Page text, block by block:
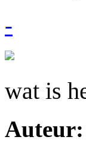
-
wat is
Auteur: